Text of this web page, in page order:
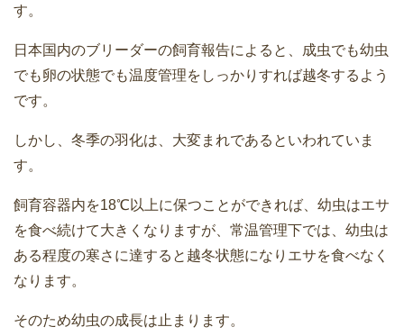
す。
日本国内のブリーダーの飼育報告によると、成虫でも幼虫
でも卵の状態でも温度管理をしっかりすれば越冬するよう
です。
しかし、冬季の羽化は、大変まれであるといわれていま
す。
飼育容器内を18℃以上に保つことができれば、幼虫はエサ
を食べ続けて大きくなりますが、常温管理下では、幼虫は
ある程度の寒さに達すると越冬状態になりエサを食べなく
なります。
そのため幼虫の成長は止まります。